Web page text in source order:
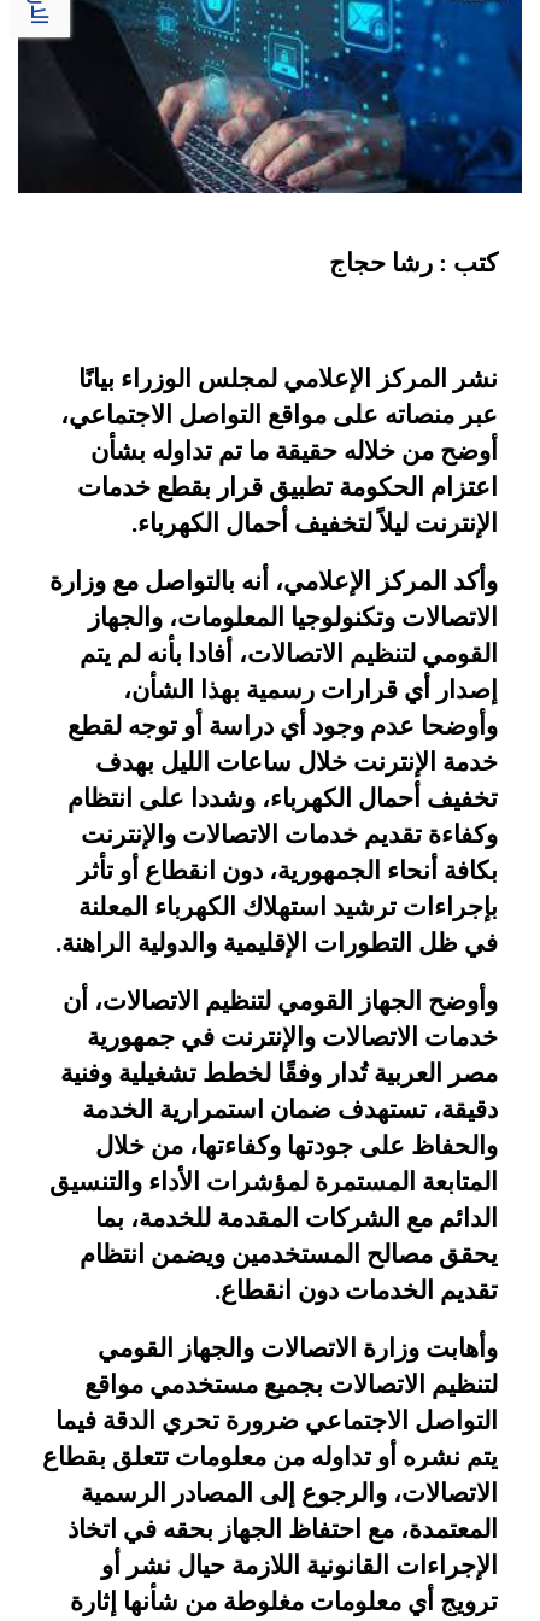
كتب : رشا حجاج
نشر المركز الإعلامي لمجلس الوزراء بيانًا
عبر منصاته على مواقع التواصل الاجتماعي،
أوضح من خلاله حقيقة ما تم تداوله بشأن
اعتزام الحكومة تطبيق قرار بقطع خدمات
الإنترنت ليلاً لتخفيف أحمال الكهرباء.
وأكد المركز الإعلامي، أنه بالتواصل مع وزارة
الاتصالات وتكنولوجيا المعلومات، والجهاز
القومي لتنظيم الاتصالات، أفادا بأنه لم يتم
إصدار أي قرارات رسمية بهذا الشأن،
وأوضحا عدم وجود أي دراسة أو توجه لقطع
خدمة الإنترنت خلال ساعات الليل بهدف
تخفيف أحمال الكهرباء، وشددا على انتظام
وكفاءة تقديم خدمات الاتصالات والإنترنت
بكافة أنحاء الجمهورية، دون انقطاع أو تأثر
بإجراءات ترشيد استهلاك الكهرباء المعلنة
في ظل التطورات الإقليمية والدولية الراهنة.
وأوضح الجهاز القومي لتنظيم الاتصالات، أن
خدمات الاتصالات والإنترنت في جمهورية
مصر العربية تُدار وفقًا لخطط تشغيلية وفنية
دقيقة، تستهدف ضمان استمرارية الخدمة
والحفاظ على جودتها وكفاءتها، من خلال
المتابعة المستمرة لمؤشرات الأداء والتنسيق
الدائم مع الشركات المقدمة للخدمة، بما
يحقق مصالح المستخدمين ويضمن انتظام
تقديم الخدمات دون انقطاع.
وأهابت وزارة الاتصالات والجهاز القومي
لتنظيم الاتصالات بجميع مستخدمي مواقع
التواصل الاجتماعي ضرورة تحري الدقة فيما
يتم نشره أو تداوله من معلومات تتعلق بقطاع
الاتصالات، والرجوع إلى المصادر الرسمية
المعتمدة، مع احتفاظ الجهاز بحقه في اتخاذ
الإجراءات القانونية اللازمة حيال نشر أو
ترويج أي معلومات مغلوطة من شأنها إثارة